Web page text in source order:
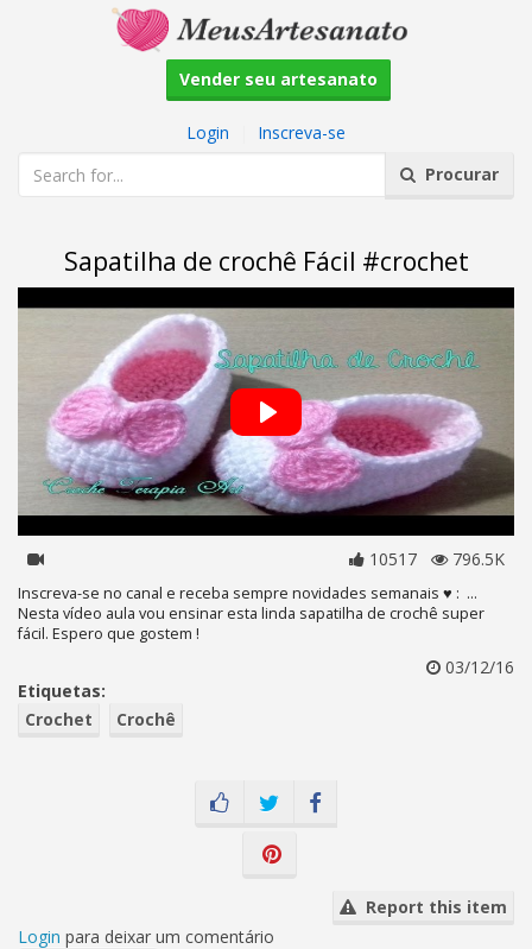
Vender seu artesanato
Login
Inscreva-se
Procurar
Sapatilha de crochê Fácil #crochet
10517 796.5K
Inscreva-se no canal e receba sempre novidades semanais ♥ : ...
Nesta vídeo aula vou ensinar esta linda sapatilha de crochê super
fácil. Espero que gostem !
03/12/16
Etiquetas:
Crochet
Crochê
Report this item
Login para deixar um comentário